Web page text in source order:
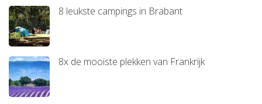
8 leukste campings in Brabant
8x de mooiste plekken van Frankrijk